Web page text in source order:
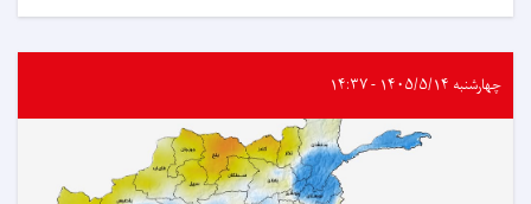
چهارشنبه ۱۴۰۵/۵/۱۴ - ۱۴:۳۷